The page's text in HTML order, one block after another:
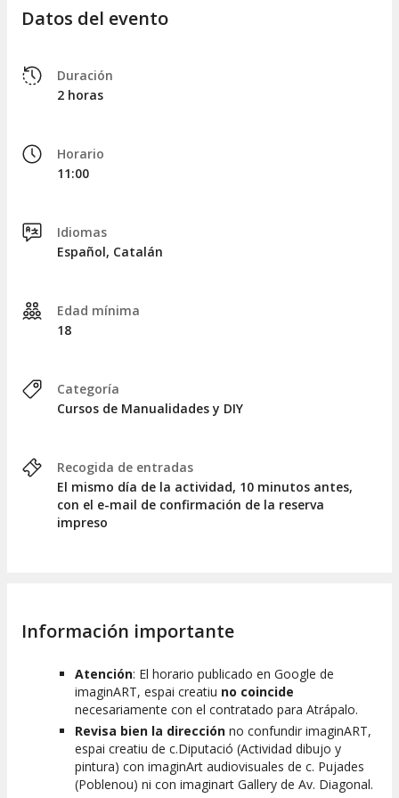
Tiempo para la concentración relajada y la
expresión personal
Soporte para crear tu mándala
Acompañamiento artístico durante toda la actividad
Desconectar de las pantallas y el ajetreo
Regalarse un momento de calidad
número mínimo de participantes para realizarse, así que si te
animas, asegúrate de reservar tu plaza y llegar puntual. Si
No te pierdas la oportunidad de pintar tu propio mándala y
descubrir el placer de crear desde el equilibrio y la calma.
puede aportar a tu bienestar. ¡Atrévete a crear, relájate y
disfruta!
Datos del evento
Duración
2 horas
Horario
11:00
Idiomas
Español, Catalán
Edad mínima
18
Categoría
Cursos de Manualidades y DIY
Recogida de entradas
El mismo día de la actividad, 10 minutos antes,
con el e-mail de confirmación de la reserva
impreso
Información importante
Atención: El horario publicado en Google de
imaginART, espai creatiu no coincide
necesariamente con el contratado para Atrápalo.
Revisa bien la dirección no confundir imaginART,
espai creatiu de c.Diputació (Actividad dibujo y
pintura) con imaginArt audiovisuales de c. Pujades
(Poblenou) ni con imaginart Gallery de Av. Diagonal.